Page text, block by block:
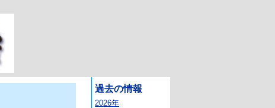
過去の情報
2026年